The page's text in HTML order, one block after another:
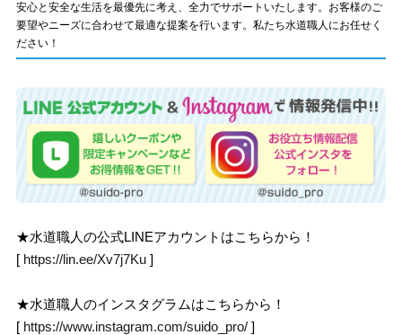
安心と安全な生活を最優先に考え、全力でサポートいたします。お客様のご
要望やニーズに合わせて最適な提案を行います。私たち水道職人にお任せく
ださい！
★水道職人の公式LINEアカウントはこちらから！
[ https://lin.ee/Xv7j7Ku ]
★水道職人のインスタグラムはこちらから！
[ https://www.instagram.com/suido_pro/ ]